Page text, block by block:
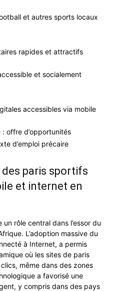
et autres sports locaux
rapides et attractifs
et socialement
accessibles via mobile
offre d’opportunités
d’emploi précaire
paris sportifs
et internet en
rôle central dans l’essor du
L’adoption massive du
à Internet, a permis
où les sites de paris
même dans des zones
a favorisé une
y compris dans des pays